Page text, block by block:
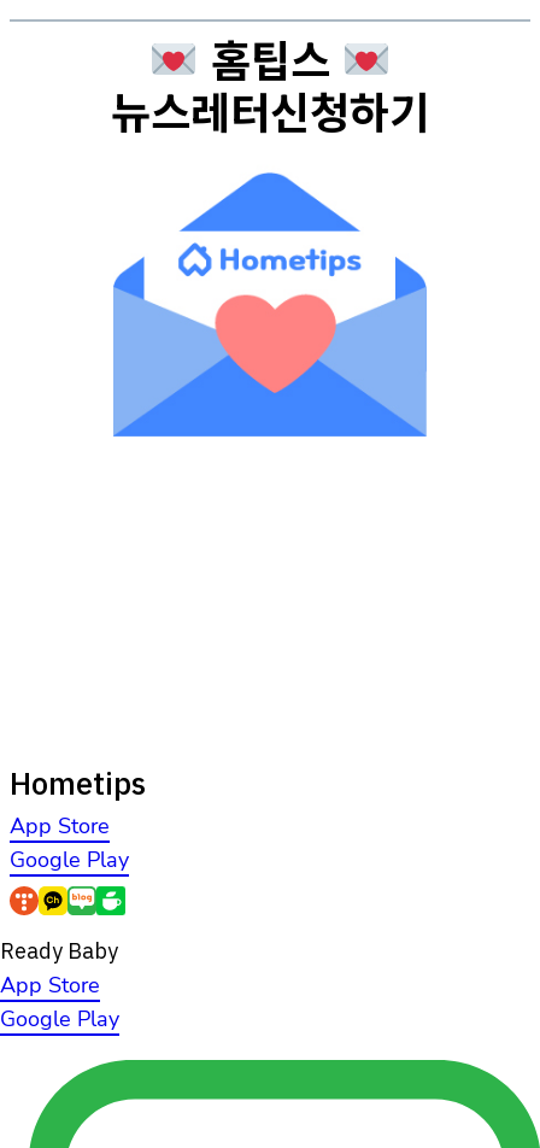
홈팁스
뉴스레터신청하기
Hometips
App Store
Google Play
Ready Baby
App Store
Google Play